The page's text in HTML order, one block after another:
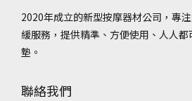
2020年成立的新型按摩器材公司，專
緩服務，提供精準、方便使用、人人
墊。
聯絡我們